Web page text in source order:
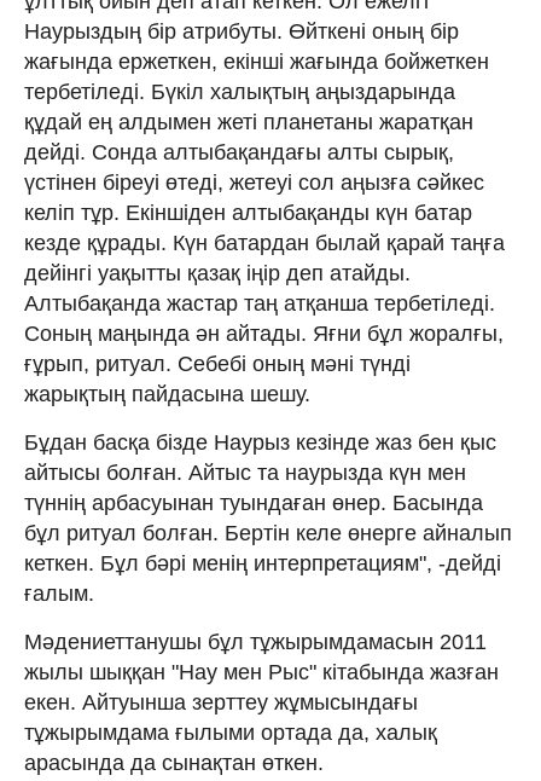
Наурыздың бір атрибуты. Өйткені оның бір
жағында ержеткен, екінші жағында бойжеткен
тербетіледі. Бүкіл халықтың аңыздарында
құдай ең алдымен жеті планетаны жаратқан
дейді. Сонда алтыбақандағы алты сырық,
үстінен біреуі өтеді, жетеуі сол аңызға сәйкес
келіп тұр. Екіншіден алтыбақанды күн батар
кезде құрады. Күн батардан былай қарай таңға
дейінгі уақытты қазақ іңір деп атайды.
Алтыбақанда жастар таң атқанша тербетіледі.
Соның маңында ән айтады. Яғни бұл жоралғы,
ғұрып, ритуал. Себебі оның мәні түнді
жарықтың пайдасына шешу.
Бұдан басқа бізде Наурыз кезінде жаз бен қыс
айтысы болған. Айтыс та наурызда күн мен
түннің арбасуынан туындаған өнер. Басында
бұл ритуал болған. Бертін келе өнерге айналып
кеткен. Бұл бәрі менің интерпретациям", -дейді
ғалым.
Мәдениеттанушы бұл тұжырымдамасын 2011
жылы шыққан "Нау мен Рыс" кітабында жазған
екен. Айтуынша зерттеу жұмысындағы
тұжырымдама ғылыми ортада да, халық
арасында да сынақтан өткен.